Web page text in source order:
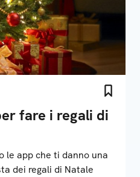
fare i regali di
le app che ti danno una
mano a organizzare la lista dei regali di Natale